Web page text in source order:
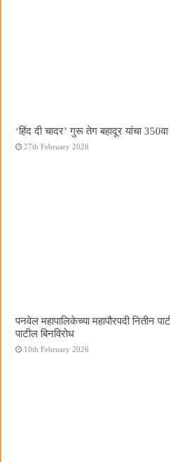
‘हिंद दी चादर’ गुरू तेग बहादूर यांचा
27th February 2026
पनवेल महापालिकेच्या महापौरपदी नितीन
पाटील बिनविरोध
10th February 2026